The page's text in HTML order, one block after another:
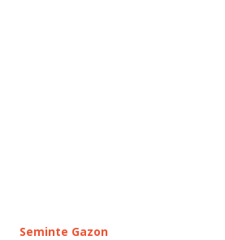
Seminte Gazon